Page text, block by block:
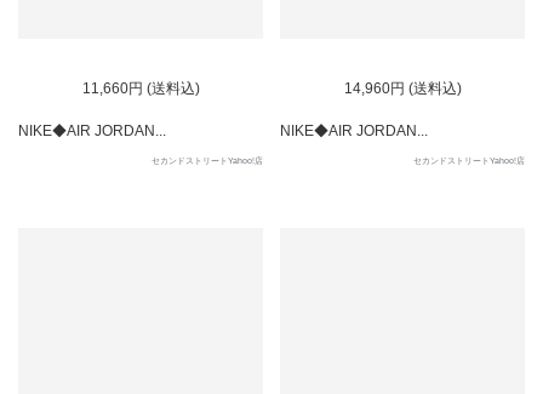
11,660円 (送料込)
NIKE◆AIR JORDAN...
セカンドストリートYahoo!店
14,960円 (送料込)
NIKE◆AIR JORDAN...
セカンドストリートYahoo!店